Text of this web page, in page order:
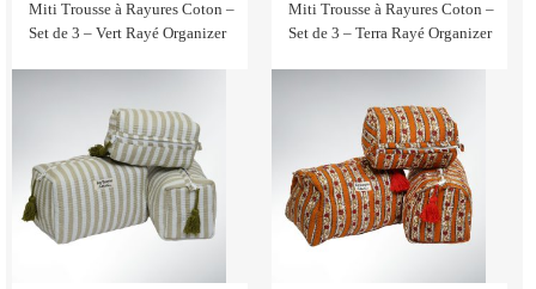
Miti Trousse à Rayures Coton –
Set de 3 – Vert Rayé Organizer
Miti Trousse à Rayures Coton –
Set de 3 – Terra Rayé Organizer